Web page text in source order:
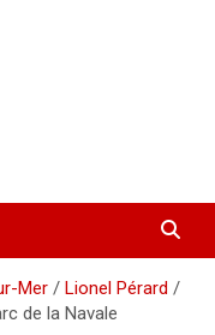
Mer
Lionel Pérard
de la Navale